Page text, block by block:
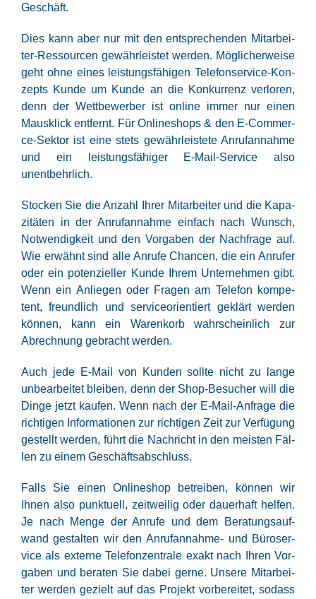
Geschäft.
Dies kann aber nur mit den ent­spre­chen­den Mit­ar­bei­
ter-Res­sour­cen gewähr­leis­tet wer­den. Mög­li­cher­wei­se
geht ohne eines leis­tungs­fä­hi­gen Tele­fon­ser­vice-Kon­
zepts Kun­de um Kun­de an die Kon­kur­renz ver­lo­ren,
denn der Wett­be­wer­ber ist online immer nur einen
Maus­klick ent­fernt. Für Online­shops & den E‑Com­mer­
ce-Sek­tor ist eine stets gewähr­leis­te­te Anruf­an­nah­me
und ein leis­tungs­fä­hi­ger E‑Mail-Ser­vice also
unentbehrlich.
Sto­cken Sie die Anzahl Ihrer Mit­ar­bei­ter und die Kapa­
zi­tä­ten in der Anruf­an­nah­me ein­fach nach Wunsch,
Not­wen­dig­keit und den Vor­ga­ben der Nach­fra­ge auf.
Wie erwähnt sind alle Anru­fe Chan­cen, die ein Anru­fer
oder ein poten­zi­el­ler Kun­de Ihrem Unter­neh­men gibt.
Wenn ein Anlie­gen oder Fra­gen am Tele­fon kom­pe­
tent, freund­lich und ser­vice­ori­en­tiert geklärt wer­den
kön­nen, kann ein Waren­korb wahr­schein­lich zur
Abrech­nung gebracht werden.
Auch jede E‑Mail von Kun­den soll­te nicht zu lan­ge
unbe­ar­bei­tet blei­ben, denn der Shop-Besu­cher will die
Din­ge jetzt kau­fen. Wenn nach der E‑Mail-Anfra­ge die
rich­ti­gen Infor­ma­tio­nen zur rich­ti­gen Zeit zur Ver­fü­gung
gestellt wer­den, führt die Nach­richt in den meis­ten Fäl­
len zu einem Geschäftsabschluss.
Falls Sie einen Online­shop betrei­ben, kön­nen wir
Ihnen also punk­tu­ell, zeit­wei­lig oder dau­er­haft hel­fen.
Je nach Men­ge der Anru­fe und dem Bera­tungs­auf­
wand gestal­ten wir den Anruf­an­nah­me- und Büro­ser­
vice als exter­ne Tele­fon­zen­tra­le exakt nach Ihren Vor­
ga­ben und bera­ten Sie dabei ger­ne. Unse­re Mit­ar­bei­
ter wer­den gezielt auf das Pro­jekt vor­be­rei­tet, sodass